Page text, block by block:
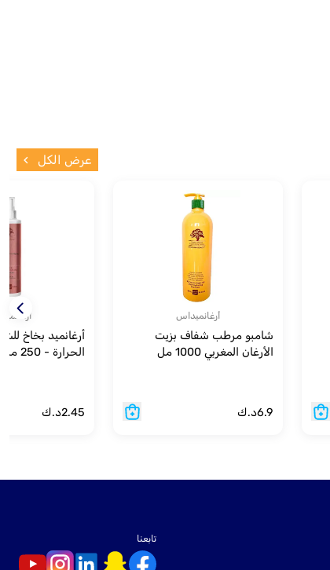
عرض الكل
أرغانميداس
شامبو مرطب شفاف بزيت
الأرغان المغربي 1000 مل
6.9د.ك
أرغانميد بخاخ
الحرارة - 250 مل
2.45د.ك
تابعنا